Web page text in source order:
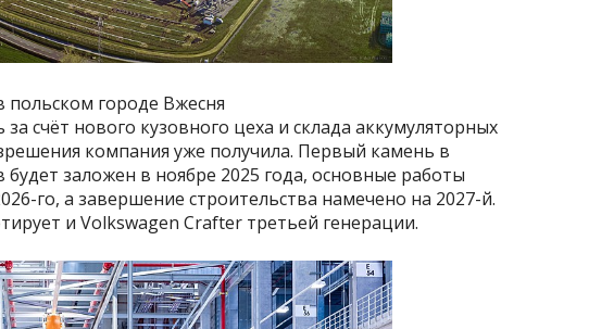
польском городе Вжесня
счёт нового кузовного цеха и склада аккумуляторных
компания уже получила. Первый камень в
заложен в ноябре 2025 года, основные работы
го, а завершение строительства намечено на 2027-й.
и Volkswagen Crafter третьей генерации.